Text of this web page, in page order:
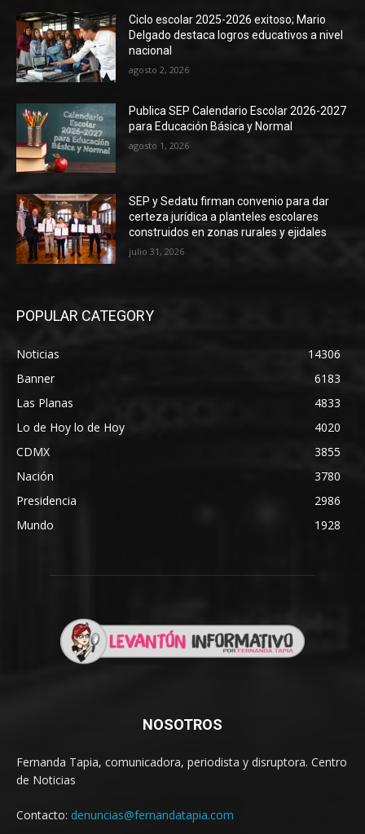
Ciclo escolar 2025-2026 exitoso; Mario
Delgado destaca logros educativos a nivel
nacional
agosto 2, 2026
Publica SEP Calendario Escolar 2026-2027
para Educación Básica y Normal
agosto 1, 2026
SEP y Sedatu firman convenio para dar
certeza jurídica a planteles escolares
construidos en zonas rurales y ejidales
julio 31, 2026
POPULAR CATEGORY
Noticias
14306
Banner
6183
Las Planas
4833
Lo de Hoy lo de Hoy
4020
CDMX
3855
Nación
3780
Presidencia
2986
Mundo
1928
NOSOTROS
Fernanda Tapia, comunicadora, periodista y disruptora. Centro
de Noticias
Contacto: denuncias@fernandatapia.com